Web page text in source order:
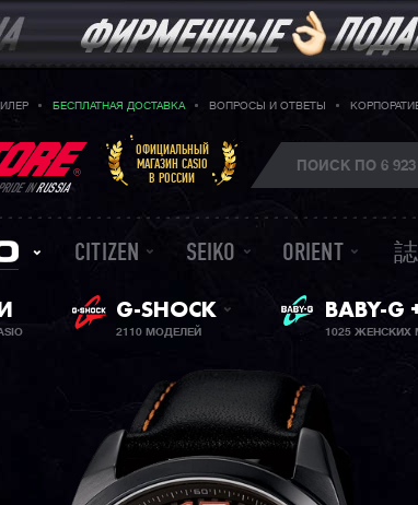
БЕСПЛАТНАЯ ДОСТАВКА ВОПРОСЫ И ОТВЕТЫ
PRIDE INRUSSIA
ОФИЦИАЛЬНЫЙ
МАГАЗИН CASIO
В РОССИИ
CITIZEN SEIKO ORIENT 誌
G-SHOCK
2110 МОДЕЛЕЙ
BABY-G
1025 ЖЕНСКИХ